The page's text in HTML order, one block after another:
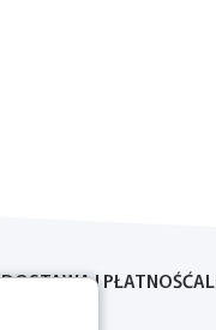
DOSTAWA I PŁATNOŚĆ